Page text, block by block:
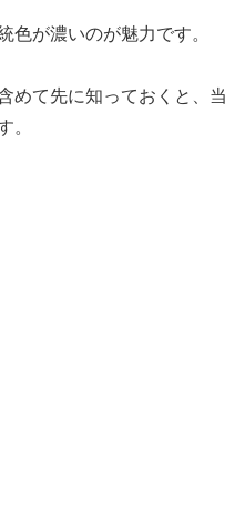
色が濃いのが魅力です。
めて先に知っておくと、当
。